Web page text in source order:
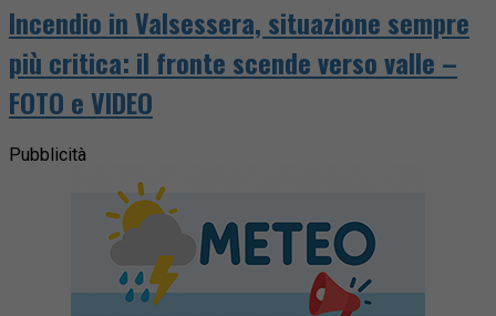
Incendio in Valsessera, situazione sempre
più critica: il fronte scende verso valle –
FOTO e VIDEO
Pubblicità